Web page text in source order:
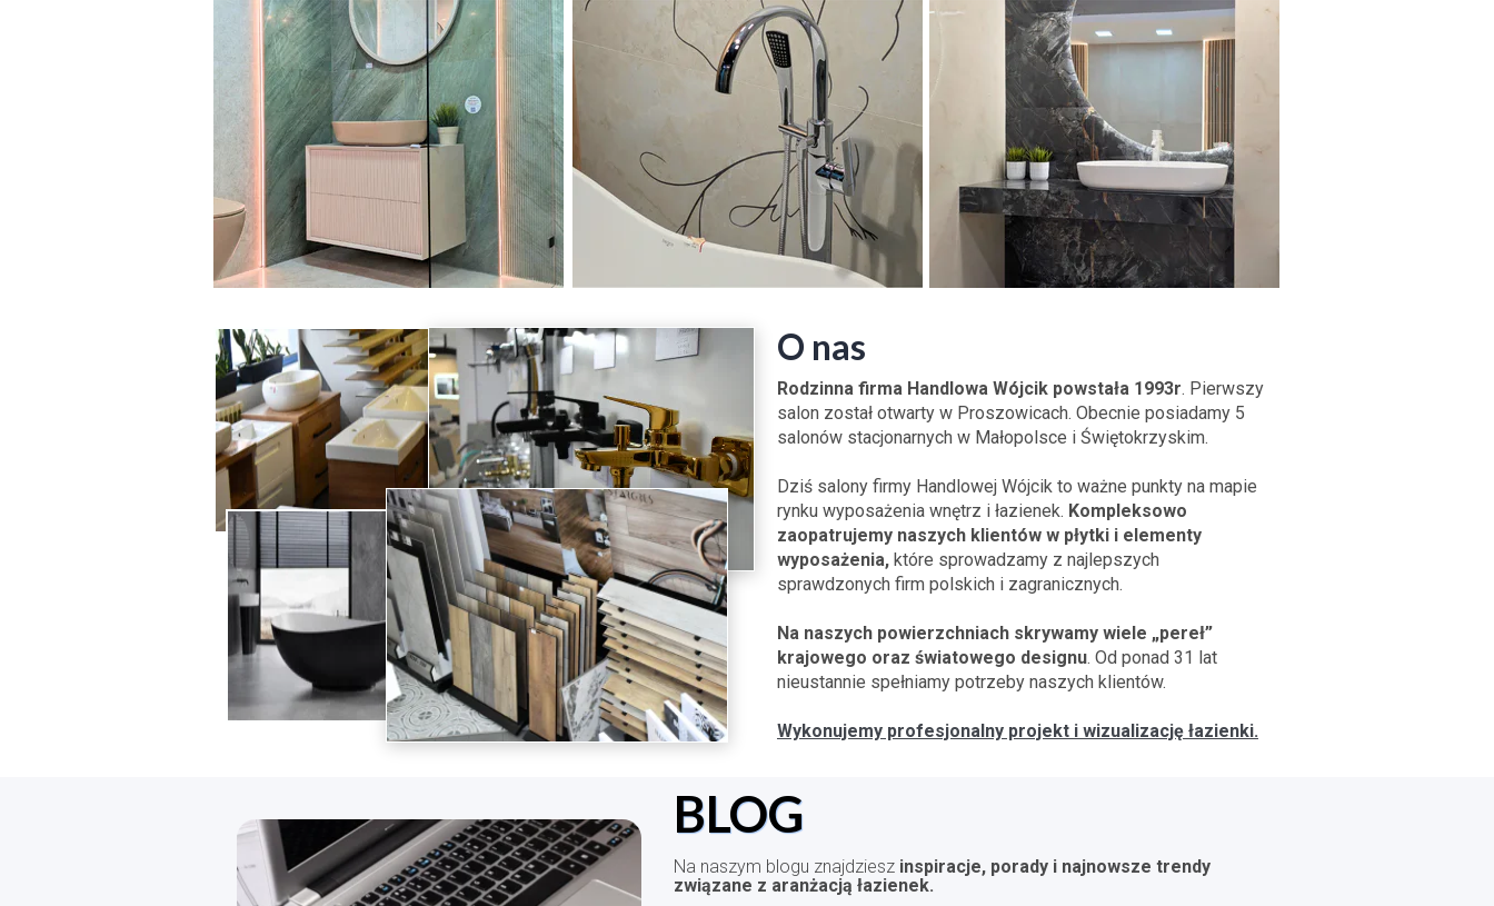
O nas
Rodzinna firma Handlowa Wójcik powstała 1993r. Pierwszy
salon został otwarty w Proszowicach. Obecnie posiadamy 5
salonów stacjonarnych w Małopolsce i Świętokrzyskim.
Dziś salony firmy Handlowej Wójcik to ważne punkty na mapie
rynku wyposażenia wnętrz i łazienek. Kompleksowo
zaopatrujemy naszych klientów w płytki i elementy
wyposażenia, które sprowadzamy z najlepszych
sprawdzonych firm polskich i zagranicznych.
Na naszych powierzchniach skrywamy wiele „pereł”
krajowego oraz światowego designu. Od ponad 31 lat
nieustannie spełniamy potrzeby naszych klientów.
Wykonujemy profesjonalny projekt i wizualizację łazienki.
BLOG
Na naszym blogu znajdzieszinspiracje, porady i najnowsze trendy
związane z aranżacją łazienek.